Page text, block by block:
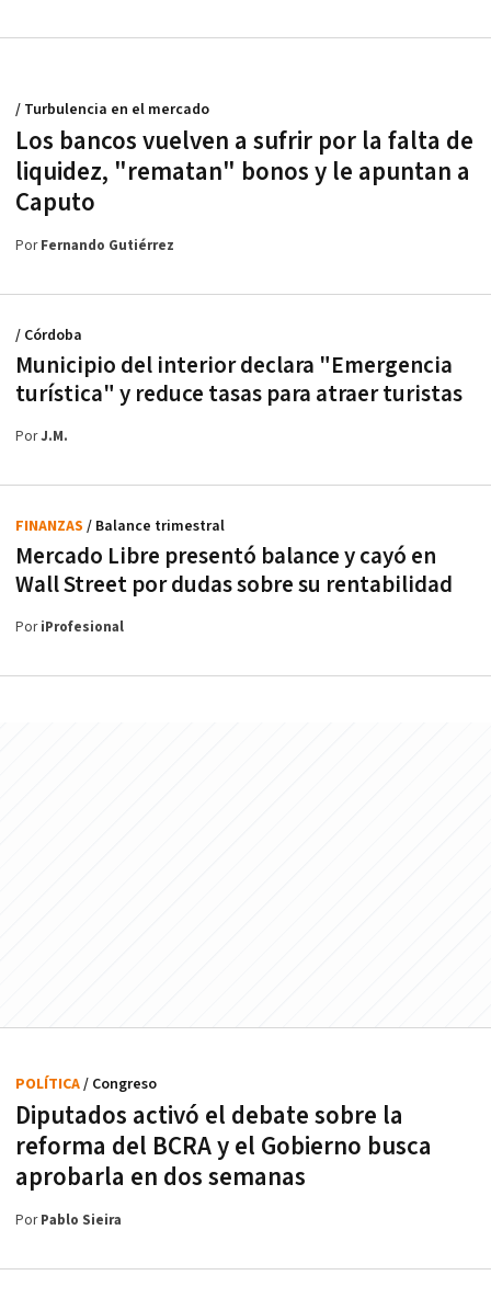
Los bancos vuelven a sufrir por la falta de
liquidez, "rematan" bonos y le apuntan a
Caputo
/ Turbulencia en el mercado
PorFernando Gutiérrez
Municipio del interior declara "Emergencia
turística" y reduce tasas para atraer turistas
/ Córdoba
PorJ.M.
Mercado Libre presentó balance y cayó en
Wall Street por dudas sobre su rentabilidad
FINANZAS / Balance trimestral
PoriProfesional
Diputados activó el debate sobre la
reforma del BCRA y el Gobierno busca
aprobarla en dos semanas
POLÍTICA/ Congreso
PorPablo Sieira